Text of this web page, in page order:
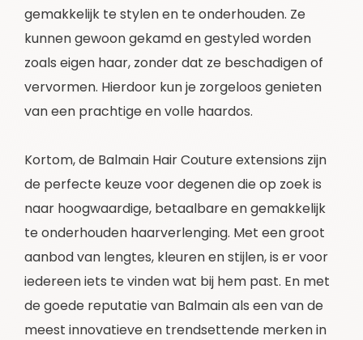
gemakkelijk te stylen en te onderhouden. Ze
kunnen gewoon gekamd en gestyled worden
zoals eigen haar, zonder dat ze beschadigen of
vervormen. Hierdoor kun je zorgeloos genieten
van een prachtige en volle haardos.
Kortom, de Balmain Hair Couture extensions zijn
de perfecte keuze voor degenen die op zoek is
naar hoogwaardige, betaalbare en gemakkelijk
te onderhouden haarverlenging. Met een groot
aanbod van lengtes, kleuren en stijlen, is er voor
iedereen iets te vinden wat bij hem past. En met
de goede reputatie van Balmain als een van de
meest innovatieve en trendsettende merken in